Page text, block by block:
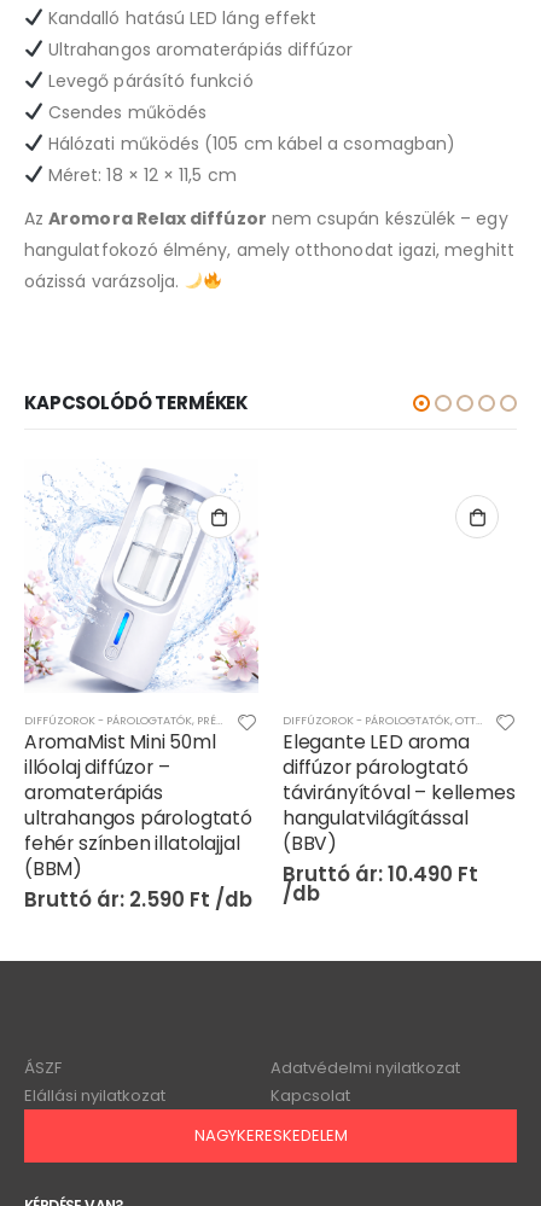
Kandalló hatású LED láng effekt
Ultrahangos aromaterápiás diffúzor
Levegő párásító funkció
Csendes működés
Hálózati működés (105 cm kábel a csomagban)
Méret: 18 × 12 × 11,5 cm
AzAromora Relax diffúzor nem csupán készülék – egy
hangulatfokozó élmény, amely otthonodat igazi, meghitt
oázissá varázsolja.
KAPCSOLÓDÓ TERMÉKEK
PÁRÁSÍTÓ/DIFFÚZOR
DIFFÚZOROK - PÁROLOGTATÓK, PRÉMIUM PÁRÁSÍTÓ/DIFFÚZOR
AromaMist Mini 50ml
illóolaj diffúzor –
aromaterápiás
ultrahangos párologtató
fehér színben illatolajjal
(BBM)
2.590 Ft
DIFFÚZOROK - PÁROLOGTATÓK,OTTHON
Elegante LED aroma
diffúzor párologtató
távirányítóval – kellemes
hangulatvilágítással
(BBV)
10.490 Ft
ÁSZF
Adatvédelmi nyilatkozat
Elállási nyilatkozat
Kapcsolat
NAGYKERESKEDELEM